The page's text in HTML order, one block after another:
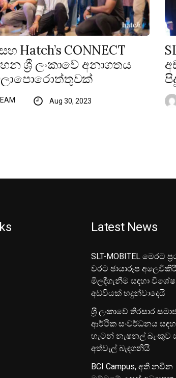
Hatch’s CONNECT
ශ්‍රී ලංකාවේ අනාගතය
Aug 30, 2023
Latest News
SLT-MOBITEL මෙරට
වරට ඡායාරූප
මිලදීගැනීම සඳහා
අඩවියක් හදුන්වාදෙයි
ශ‍්‍රී ලංකාවේ තිරසාර
ආර්ථික සංවර්ධනය
හැටන් නැෂනල් බැංකුව
අත්වැල් බැඳගනියි
BCI Campus, අති නවීන